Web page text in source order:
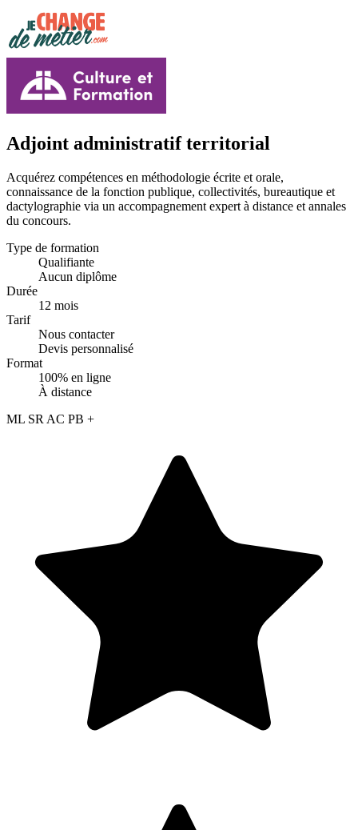
Adjoint administratif territorial
Acquérez compétences en méthodologie écrite et orale,
connaissance de la fonction publique, collectivités, bureautique et
dactylographie via un accompagnement expert à distance et annales
du concours.
Type de formation
Qualifiante
Aucun diplôme
Durée
12 mois
Tarif
Nous contacter
Devis personnalisé
Format
100% en ligne
À distance
ML SR AC PB +